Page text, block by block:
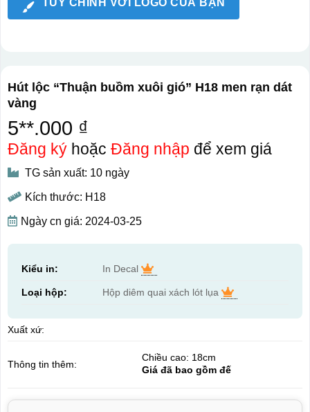
TÙY CHỈNH VỚI LOGO CỦA BẠN
Hút lộc “Thuận buồm xuôi gió” H18 men rạn dát
vàng
5**.000 ₫
Đăng kýhoặc Đăng nhập để xem giá
TG sản xuất: 10 ngày
Kích thước: H18
Ngày cn giá: 2024-03-25
Kiểu in: In Decal
Loại hộp: Hộp diêm quai xách lót lụa
Xuất xứ:
Thông tin thêm:
Chiều cao: 18cm
Giá đã bao gồm đế